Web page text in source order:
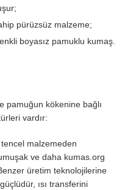
pürüzsüz malzeme;
boyasız pamuklu kumaş.
pamuğun kökenine bağlı
vardır:
malzemeden
ve daha kumas.org
üretim teknolojilerine
ısı transferini